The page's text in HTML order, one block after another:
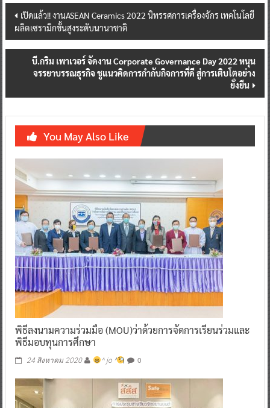
Post
navigation
เปิดแล้ว!! งานASEAN Ceramics 2022 นิทรรศการเครื่องจักร เทคโนโลยี
ผลิตเซรามิกขั้นสูงระดับนานาชาติ
บี.กริม เพาเวอร์ จัดงาน Corporate Governance Day 2022หนุน
จรรยาบรรณธุรกิจ ชูแนวคิดการกำกับกิจการที่ดี สู่การเติบโตอย่าง
ยั่งยืน
You May Also Like
พิธีลงนามความร่วมมือ (MOU)ว่าด้วยการจัดการเรียนร่วมและ
พิธีมอบทุนการศึกษา
24 สิงหาคม 2020 ^ jo ^ 0